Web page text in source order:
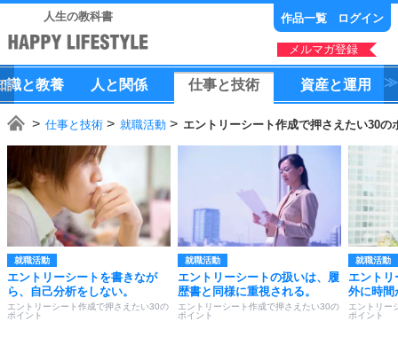
人生の教科書 作品一覧 ログイン
メルマガ登録
識と教養 人 と 関係 仕事と技術 資産と運用
仕事と技術 就職活動 エントリーシート作成で押さえたい30の
就職活動
エントリーシートを書きなが
ら、自己分析をしない。
エントリーシート作成で押さえたい30の
ポイント
就職活動
エントリーシートの扱いは、履
歴書と同様に重視される。
エントリーシート作成で押さえたい30の
ポイント
就職活動
エント
外に時間
エントリー
ポイント